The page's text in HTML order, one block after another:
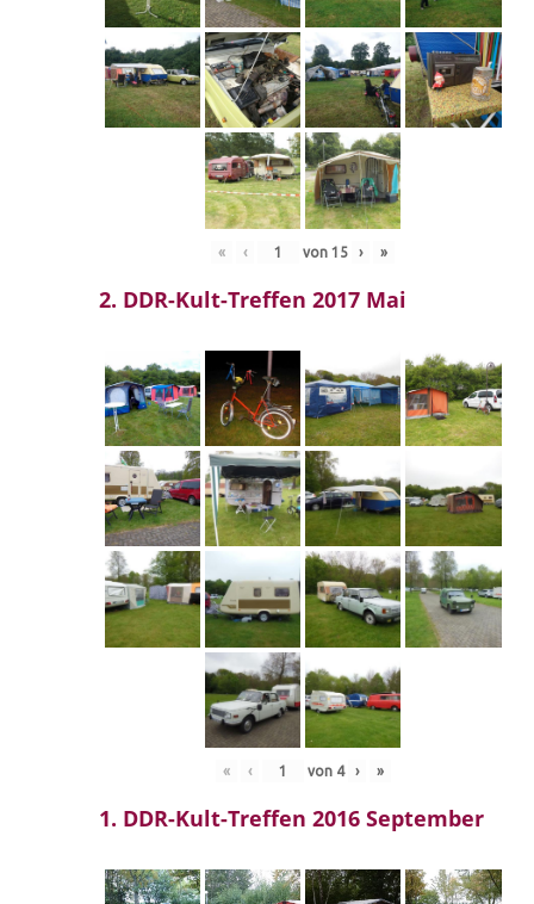
« ‹ von 15 › »
2. DDR-Kult-Treffen 2017 Mai
« ‹ von 4 › »
1. DDR-Kult-Treffen 2016 September